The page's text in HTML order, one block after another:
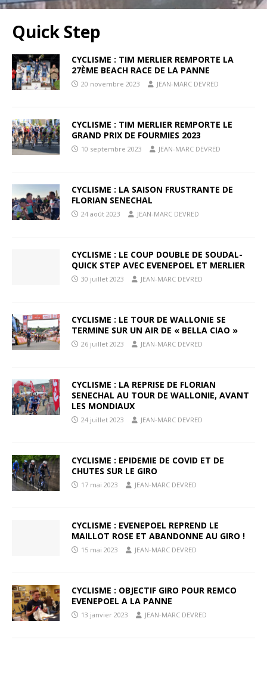
Quick Step
CYCLISME : TIM MERLIER REMPORTE LA
27ÈME BEACH RACE DE LA PANNE
20 novembre 2023 JEAN-MARC DEVRED
CYCLISME : TIM MERLIER REMPORTE LE
GRAND PRIX DE FOURMIES 2023
10 septembre 2023 JEAN-MARC DEVRED
CYCLISME : LA SAISON FRUSTRANTE DE
FLORIAN SENECHAL
24 août 2023 JEAN-MARC DEVRED
CYCLISME : LE COUP DOUBLE DE SOUDAL-
QUICK STEP AVEC EVENEPOEL ET MERLIER
30 juillet 2023 JEAN-MARC DEVRED
CYCLISME : LE TOUR DE WALLONIE SE
TERMINE SUR UN AIR DE « BELLA CIAO »
26 juillet 2023 JEAN-MARC DEVRED
CYCLISME : LA REPRISE DE FLORIAN
SENECHAL AU TOUR DE WALLONIE, AVANT
LES MONDIAUX
24 juillet 2023 JEAN-MARC DEVRED
CYCLISME : EPIDEMIE DE COVID ET DE
CHUTES SUR LE GIRO
17 mai 2023 JEAN-MARC DEVRED
CYCLISME : EVENEPOEL REPREND LE
MAILLOT ROSE ET ABANDONNE AU GIRO !
15 mai 2023 JEAN-MARC DEVRED
CYCLISME : OBJECTIF GIRO POUR REMCO
EVENEPOEL A LA PANNE
13 janvier 2023 JEAN-MARC DEVRED